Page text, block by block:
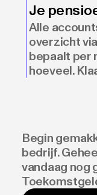
Je
Alle
overzicht
bepaalt per
hoeveel.
Begin
bedrijf.
vandaag nog